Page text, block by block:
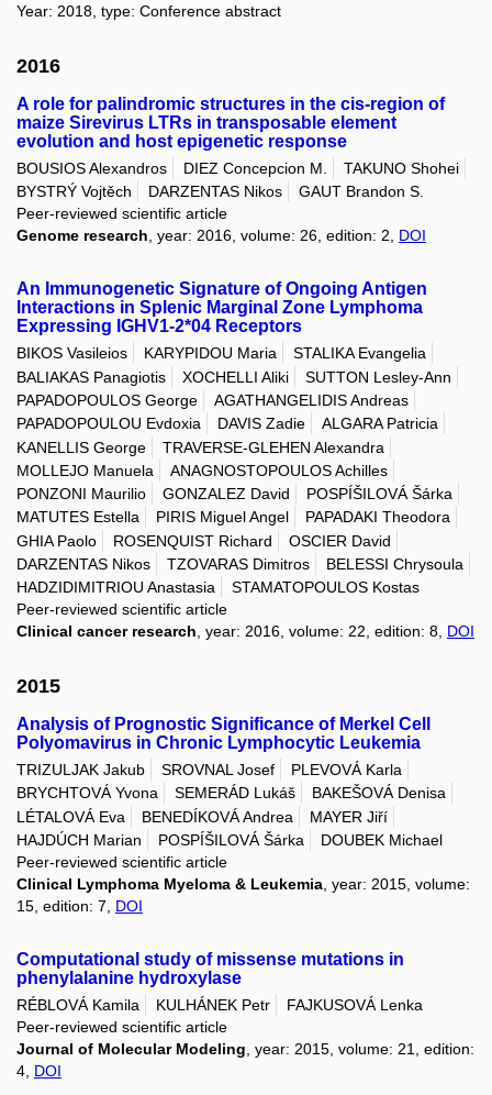
Year: 2018, type: Conference abstract
2016
A role for palindromic structures in the cis-region of
maize Sirevirus LTRs in transposable element
evolution and host epigenetic response
BOUSIOS Alexandros DIEZ Concepcion M.
TAKUNO Shohei
BYSTRÝ Vojtěch
DARZENTAS Nikos
GAUT Brandon S.
Peer-reviewed scientific article
Genome research , year: 2016, volume: 26, edition: 2, DOI
An Immunogenetic Signature of Ongoing Antigen
Interactions in Splenic Marginal Zone Lymphoma
Expressing IGHV1-2*04 Receptors
BIKOS Vasileios KARYPIDOU Maria
STALIKA Evangelia
BALIAKAS Panagiotis
XOCHELLI Aliki
SUTTON Lesley-Ann
PAPADOPOULOS George
AGATHANGELIDIS Andreas
PAPADOPOULOU Evdoxia
DAVIS Zadie
ALGARA Patricia
KANELLIS George
TRAVERSE-GLEHEN Alexandra
MOLLEJO Manuela
ANAGNOSTOPOULOS Achilles
PONZONI Maurilio
GONZALEZ David
POSPÍŠILOVÁ Šárka
MATUTES Estella
PIRIS Miguel Angel
PAPADAKI Theodora
GHIA Paolo
ROSENQUIST Richard
OSCIER David
DARZENTAS Nikos
TZOVARAS Dimitros
BELESSI Chrysoula
HADZIDIMITRIOU Anastasia
STAMATOPOULOS Kostas
Peer-reviewed scientific article
Clinical cancer research, year: 2016, volume: 22, edition: 8, DOI
2015
Analysis of Prognostic Significance of Merkel Cell
Polyomavirus in Chronic Lymphocytic Leukemia
TRIZULJAK Jakub SROVNAL Josef
PLEVOVÁ Karla
BRYCHTOVÁ Yvona
SEMERÁD Lukáš
BAKEŠOVÁ Denisa
LÉTALOVÁ Eva
BENEDÍKOVÁ Andrea
MAYER Jiří
HAJDÚCH Marian
POSPÍŠILOVÁ Šárka
DOUBEK Michael
Peer-reviewed scientific article
Clinical Lymphoma Myeloma & Leukemia , year: 2015, volume:
15, edition: 7, DOI
Computational study of missense mutations in
phenylalanine hydroxylase
RÉBLOVÁ Kamila KULHÁNEK Petr
FAJKUSOVÁ Lenka
Peer-reviewed scientific article
Journal of Molecular Modeling, year: 2015, volume: 21, edition:
4, DOI